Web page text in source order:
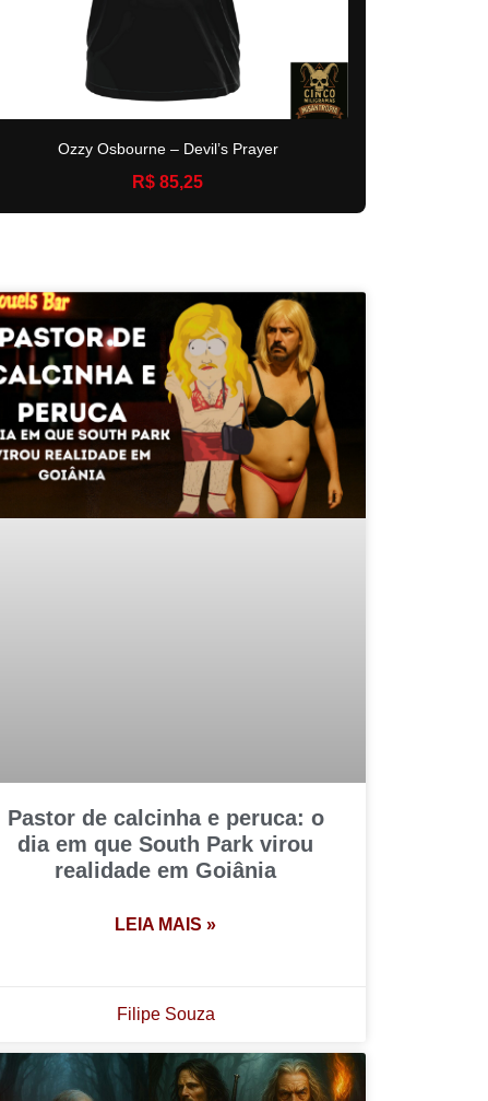
Ozzy Osbourne – Devil’s Prayer
R$ 85,25
Pastor de calcinha e peruca: o
dia em que South Park virou
realidade em Goiânia
LEIA MAIS »
Filipe Souza